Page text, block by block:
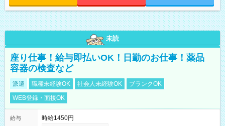
未読
座り仕事！給与即払いOK！日勤のお仕事！薬品
容器の検査など
派遣 職種未経験OK 社会人未経験OK
ブランクOK
WEB登録・面接OK
給与
時給1450円